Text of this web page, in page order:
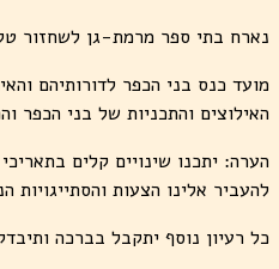
נארח בתי ספר מרמת-גן לשחזור טקס
מועד כנס בני הכפר לדורותיהם
האילוצים והתכניות של בני הכפר
הערה: יתכנו שינויים קלים
להעביר אלינו הצעות והסתייגויות
כל רעיון נוסף יתקבל בברכה